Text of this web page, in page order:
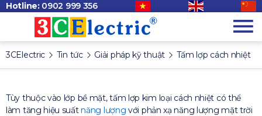
Hotline: 0902 999 356
3CElectric Tin tức Giải pháp kỹ thuật Tấm lợp cách nhiệt
Tùy thuộc vào lớp bề mặt, tấm lợp kim loại cách nhiệt có thể
làm tăng hiệu suấtnăng lượng với phản xạ năng lượng mặt trời